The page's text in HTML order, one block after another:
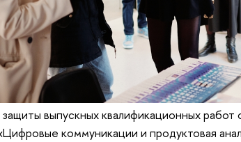
выпускных квалификационных работ
коммуникации и продуктовая